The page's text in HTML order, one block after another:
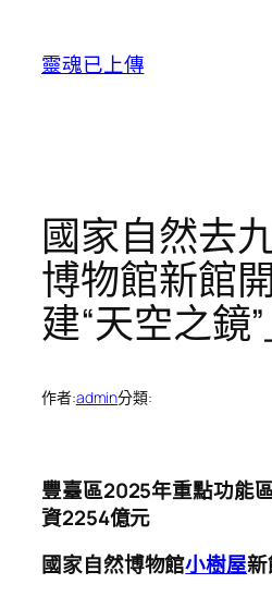
靈魂已上傳
國家自然去
博物館新館
建“天空之鏡
作者:admin分類:
豐臺區2025年重點功能
資2254億元
國家自然博物館小樹屋